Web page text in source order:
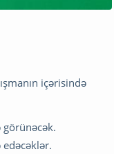
içərisində
görünəcək.